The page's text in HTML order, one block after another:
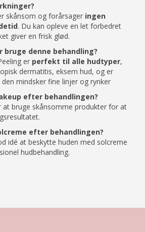
skånsom og forårsager ingen
. Du kan opleve en let forbedret
giver en frisk glød.
bruge denne behandling?
er perfekt til alle hudtyper,
dermatitis, eksem hud, og er
mindsker fine linjer og rynker
efter behandlingen?
at bruge skånsomme produkter for at
efter behandlingen?
idé at beskytte huden med solcreme
hudbehandling.